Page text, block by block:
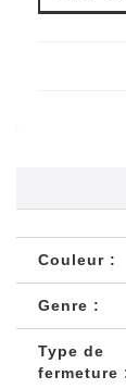
Couleur :
Genre :
Type de
fermeture